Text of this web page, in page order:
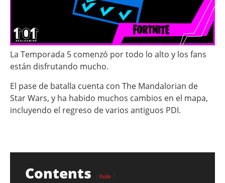
La Temporada 5 comenzó por todo lo alto y los fans
están disfrutando mucho.
El pase de batalla cuenta con The Mandalorian de
Star Wars, y ha habido muchos cambios en el mapa,
incluyendo el regreso de varios antiguos PDI.
Contents hide